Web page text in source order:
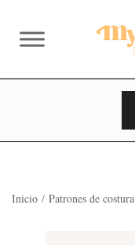
contenido
Inicio / Patrones de costura